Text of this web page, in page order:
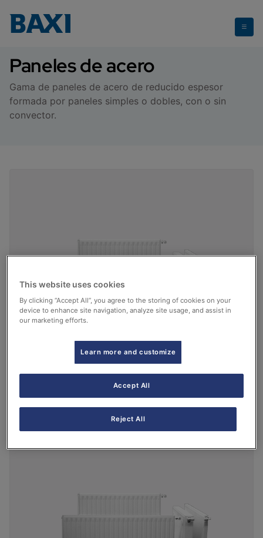
Paneles de acero
Paneles de acero
Gama de paneles de acero de reducido espesor
formada por paneles simples o dobles, con o sin
convector.
This website uses cookies
By clicking “Accept All”, you agree to the storing of cookies on your
device to enhance site navigation, analyze site usage, and assist in
our marketing efforts.
Learn more and customize
Reject All
Accept All